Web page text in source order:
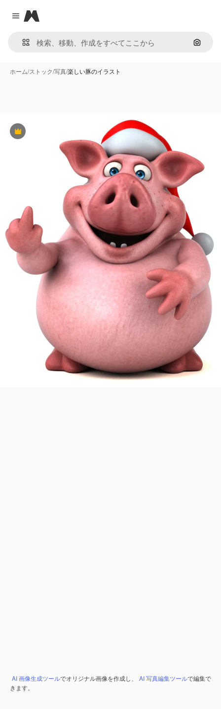
Close menu
Magnific
画像で
ホーム/ストック/写真/楽しい豚のイラスト
Premium
AI 画像生成ツールでオリジナル画像を作成し、 AI 写真編集ツールで編集で
きます。